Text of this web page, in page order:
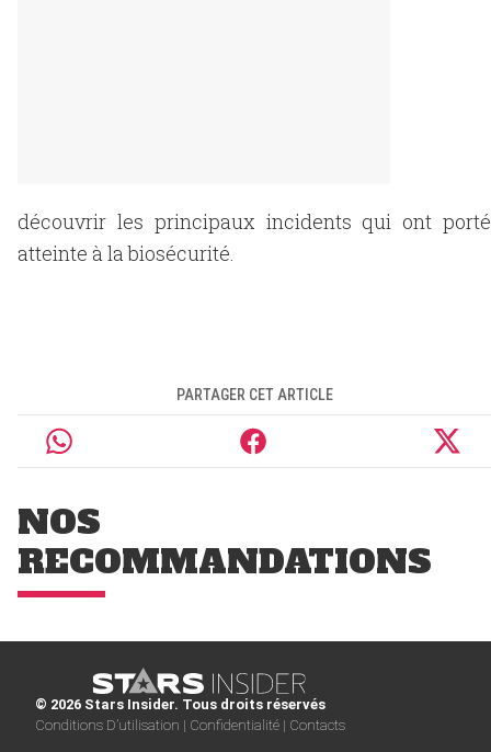
découvrir les principaux incidents qui ont porté
atteinte à la biosécurité.
PARTAGER CET ARTICLE
NOS
RECOMMANDATIONS
© 2026 Stars Insider. Tous droits réservés
Conditions D’utilisation | Confidentialité | Contacts